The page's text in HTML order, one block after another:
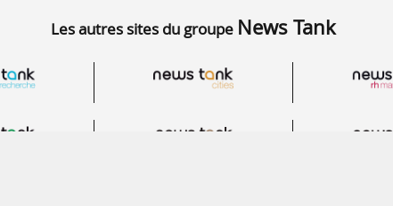
Les autres sites du groupe News Tank